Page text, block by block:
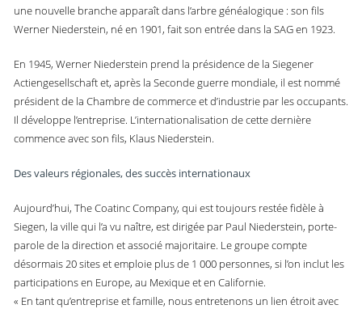
une nouvelle branche apparaît dans l’arbre généalogique : son fils
Werner Niederstein, né en 1901, fait son entrée dans la SAG en 1923.
En 1945, Werner Niederstein prend la présidence de la Siegener
Actiengesellschaft et, après la Seconde guerre mondiale, il est nommé
président de la Chambre de commerce et d’industrie par les occupants.
Il développe l’entreprise. L’internationalisation de cette dernière
commence avec son fils, Klaus Niederstein.
Des valeurs régionales, des succès internationaux
Aujourd’hui, The Coatinc Company, qui est toujours restée fidèle à
Siegen, la ville qui l’a vu naître, est dirigée par Paul Niederstein, porte-
parole de la direction et associé majoritaire. Le groupe compte
désormais 20 sites et emploie plus de 1 000 personnes, si l’on inclut les
participations en Europe, au Mexique et en Californie.
« En tant qu’entreprise et famille, nous entretenons un lien étroit avec